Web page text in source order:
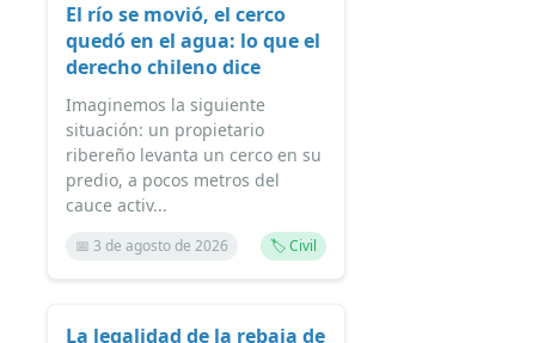
El río se movió, el cerco
quedó en el agua: lo que el
derecho chileno dice
Imaginemos la siguiente
situación: un propietario
ribereño levanta un cerco en su
predio, a pocos metros del
cauce activ...
📅 3 de agosto de 2026 🏷️ Civil
La legalidad de la rebaja de